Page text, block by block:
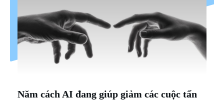
Năm cách AI đang giúp giảm các cuộc tấn